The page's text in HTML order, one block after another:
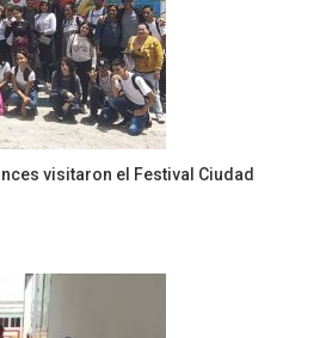
visitaron el Festival Ciudad